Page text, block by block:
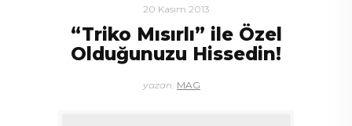
20 Kasım 2013
“Triko Mısırlı” ile Özel
Olduğunuzu Hissedin!
yazan: MAG